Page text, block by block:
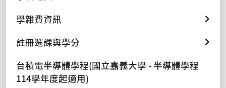
學雜費資訊
註冊選課與學分
台積電半導體學程(國立嘉義大學 - 半導體學程
114學年度起適用)